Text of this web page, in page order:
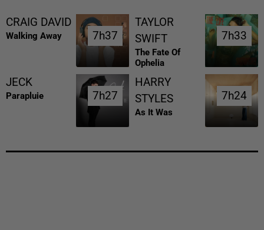
CRAIG DAVID
Walking Away 7h37
7h37
TAYLOR
SWIFT
The Fate Of
Ophelia
7h33
7h33
JECK
Parapluie 7h27
7h27
HARRY
STYLES
As It Was
7h24
7h24